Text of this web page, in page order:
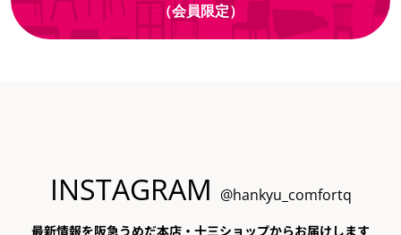
（会員限定）
INSTAGRAM @hankyu_comfortq
最新情報を阪急うめだ本店・十三ショップからお届けします